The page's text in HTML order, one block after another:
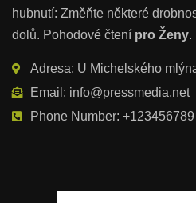
hubnutí: Změňte některé
dolů. Pohodové čtení pro Ženy.
Adresa: U Michelského
Email: info@pressmedia.net
Phone Number: +123456789